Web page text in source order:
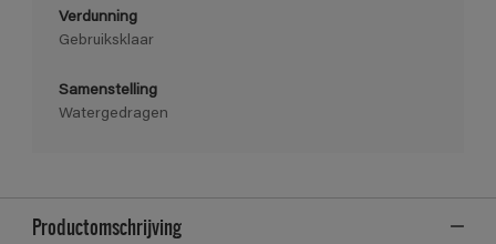
Verdunning
Gebruiksklaar
Samenstelling
Watergedragen
Productomschrijving